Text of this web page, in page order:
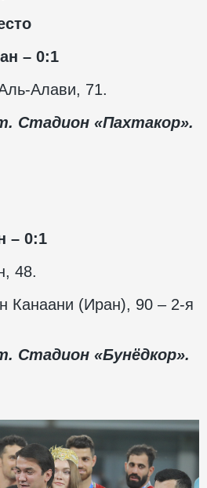
– 0:1
Алави, 71.
Стадион «Пахтакор».
– 0:1
48.
Канаани (Иран), 90 – 2-я
Стадион «Бунёдкор».